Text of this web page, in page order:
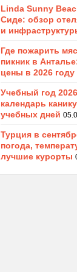
Linda Sunny
Сиде: обзор
и
Где пожарить
пикник в
цены в 2026 году
Учебный год
календарь
учебных дней
Турция в
погода,
лучшие курорты